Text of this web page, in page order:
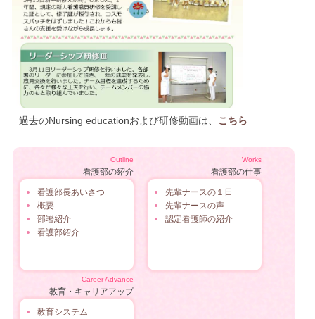
過去のNursing educationおよび研修動画は、 こちら
Outline
看護部の紹介
看護部長あいさつ
概要
部署紹介
看護部紹介
Works
看護部の仕事
先輩ナースの１日
先輩ナースの声
認定看護師の紹介
Career Advance
教育・キャリアアップ
教育システム